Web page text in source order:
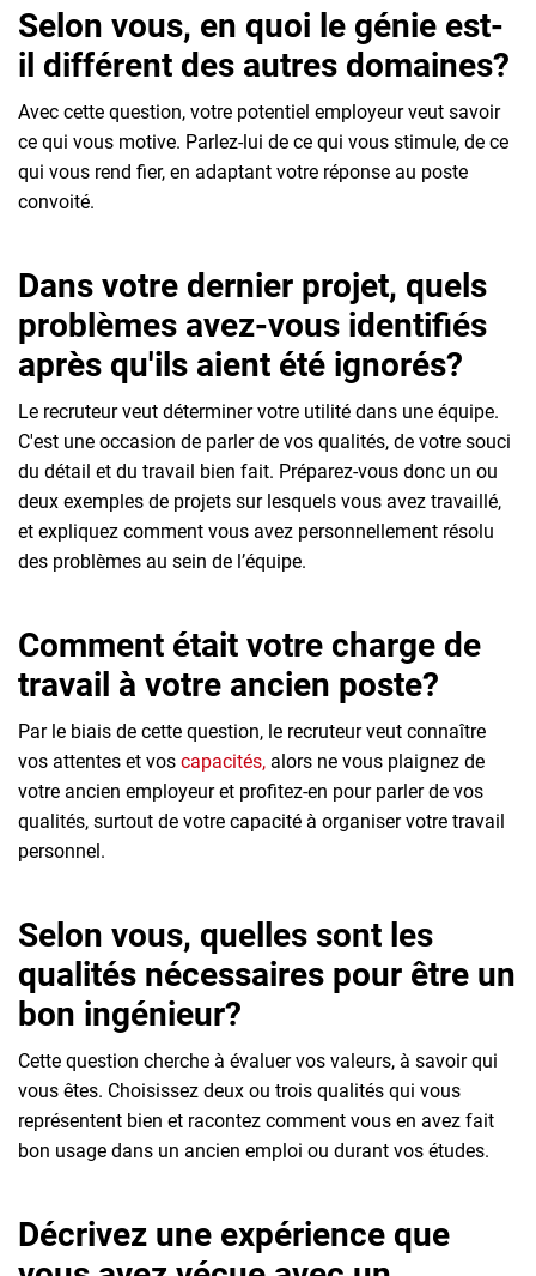
Selon vous, en quoi le génie est-
il différent des autres domaines?
Avec cette question, votre potentiel employeur veut savoir
ce qui vous motive. Parlez-lui de ce qui vous stimule, de ce
qui vous rend fier, en adaptant votre réponse au poste
convoité.
Dans votre dernier projet, quels
problèmes avez-vous identifiés
après qu'ils aient été ignorés?
Le recruteur veut déterminer votre utilité dans une équipe.
C'est une occasion de parler de vos qualités, de votre souci
du détail et du travail bien fait. Préparez-vous donc un ou
deux exemples de projets sur lesquels vous avez travaillé,
et expliquez comment vous avez personnellement résolu
des problèmes au sein de l’équipe.
Comment était votre charge de
travail à votre ancien poste?
Par le biais de cette question, le recruteur veut connaître
vos attentes et vos capacités, alors ne vous plaignez de
votre ancien employeur et profitez-en pour parler de vos
qualités, surtout de votre capacité à organiser votre travail
personnel.
Selon vous, quelles sont les
qualités nécessaires pour être un
bon ingénieur?
Cette question cherche à évaluer vos valeurs, à savoir qui
vous êtes. Choisissez deux ou trois qualités qui vous
représentent bien et racontez comment vous en avez fait
bon usage dans un ancien emploi ou durant vos études.
Décrivez une expérience que